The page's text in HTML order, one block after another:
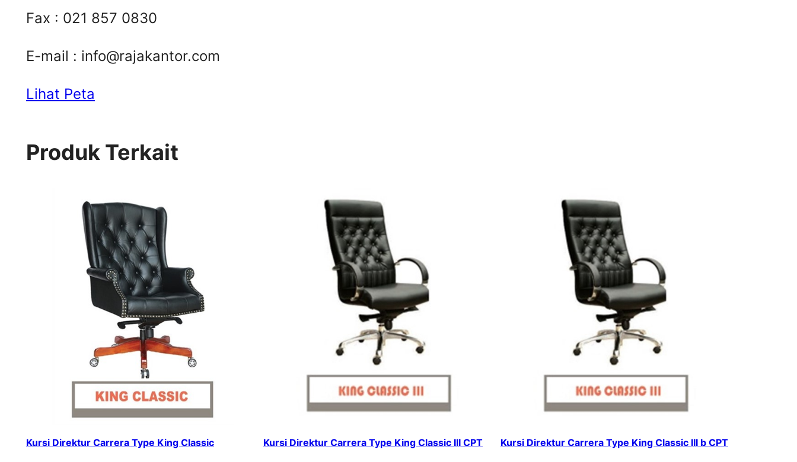
Fax : 021 857 0830
E-mail : info@rajakantor.com
Lihat Peta
Produk Terkait
Kursi Direktur Carrera Type King Classic Kursi Direktur Carrera Type King Classic III CPT Kursi Direktur Carrera Type King Classic III b CPT